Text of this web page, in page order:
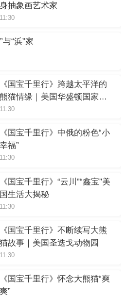
身抽象画艺术家
11:30
与“浜”家
《国宝千里行》跨越太平洋的
熊猫情缘｜美国华盛顿国家动
物园
11:30
《国宝千里行》中俄的粉色“小
幸福”
11:30
《国宝千里行》“云川”“鑫宝”美
国生活大揭秘
11:30
《国宝千里行》不断续写大熊
猫故事｜美国圣迭戈动物园
11:30
《国宝千里行》怀念大熊猫“爽
爽”